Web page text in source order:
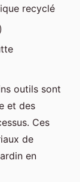
recyclé
outils sont
et des
Ces
de
en